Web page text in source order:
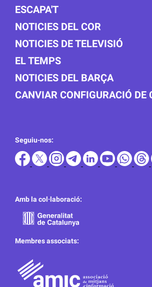
ESCAPA'T
NOTICIES DEL COR
NOTICIES DE TELEVISIÓ
EL TEMPS
NOTICIES DEL BARÇA
CANVIAR CONFIGURACIÓ DE
Seguiu-nos:
Amb la col·laboració:
Membres associats: